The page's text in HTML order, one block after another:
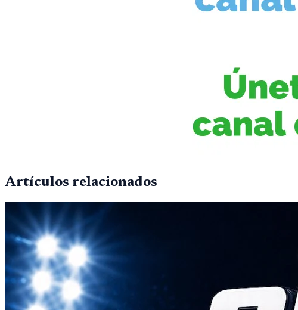
Artículos relacionados